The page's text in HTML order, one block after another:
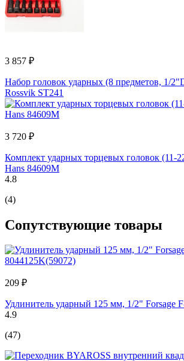
3 857 ₽
Набор головок ударных (8 предметов, 1/
Rossvik ST241
3 720 ₽
Комплект ударных торцевых головок (11-
Hans 84609M
4.8
(4)
Сопутствующие товары
209 ₽
Удлинитель ударный 125 мм, 1/2" Forsage
4.9
(47)